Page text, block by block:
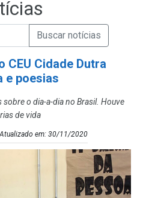
de Notícias
Enviar a Busca de Notícias
CEU Cidade Dutra
e poesias
o dia-a-dia no Brasil. Houve
de vida
em: 30/11/2020